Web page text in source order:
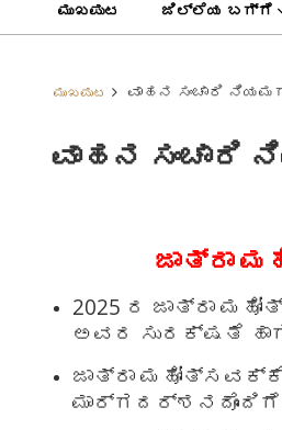
ಮುಖಪುಟ ಜಿಲ್ಲೆಯ ಬಗ್ಗೆ
ಮುಖಪುಟ ವಾಹನ ಸಂಚಾರಿ
ವಾಹನ ಸಂಚಾರಿ
ಜಾತ್ರಾ
2025 ರ ಜಾತ್ರಾ
ಅವರ ಸುರಕ್ಷತೆ
ಜಾತ್ರಾ
ಮಾರ್ಗದರ್ಶನದೊಂದಿಗೆ